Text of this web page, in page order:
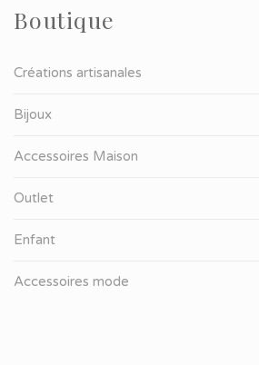
Boutique
Créations artisanales
Bijoux
Accessoires Maison
Outlet
Enfant
Accessoires mode